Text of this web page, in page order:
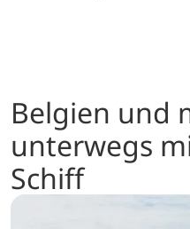
Belgien und
unterwegs
Schiff